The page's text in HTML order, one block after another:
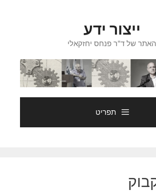
ייצור ידע
האתר של ד"ר פנחס יחזקאלי
תפריט